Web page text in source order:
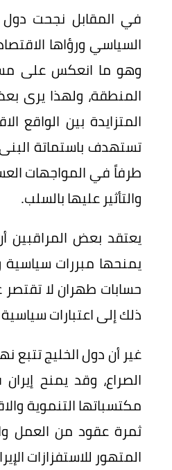
في المقابل نجحت دول
السياسي ورؤاها
وهو ما انعكس على
المنطقة، ولهذا يرى
المتزايدة بين الواقع
تستهدف باستماتة
طرفاً في المواجهات
والتأثير عليها بالسلب.
يعتقد بعض المراقبين
يمنحها مبررات سياسية
حسابات طهران لا تقتصر
ذلك إلى اعتبارات
غير أن دول الخليج تتبع
الصراع، وقد يمنح
مكتسباتها التنموية
ثمرة عقود من العمل
المتهور للاستفزازات